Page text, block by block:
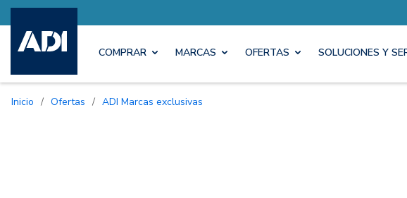
COMPRAR MARCAS OFERTAS SOLUCIONES Y
Inicio / Ofertas / ADI Marcas exclusivas